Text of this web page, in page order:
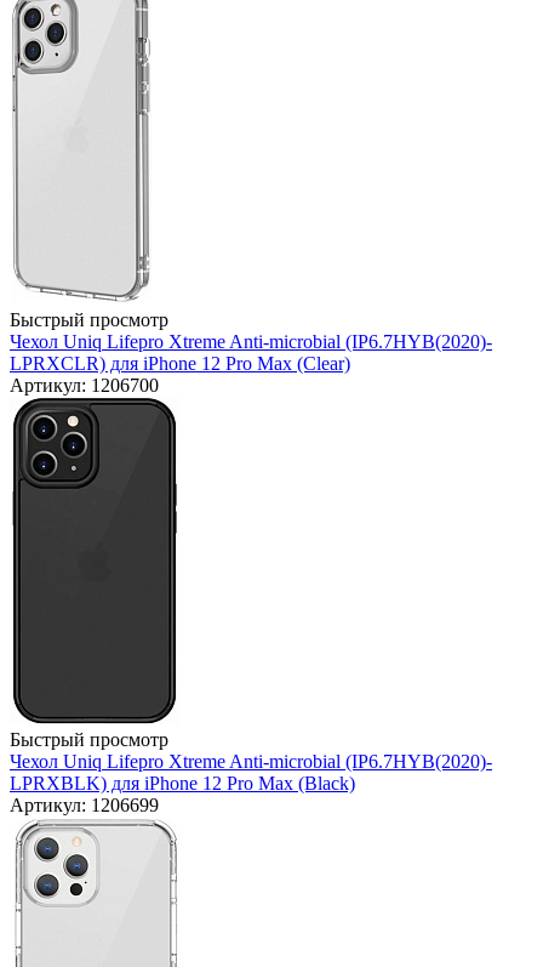
Быстрый просмотр
Чехол Uniq Lifepro Xtreme Anti-microbial (IP6.7HYB(2020)-
LPRXCLR) для iPhone 12 Pro Max (Clear)
Артикул: 1206700
Быстрый просмотр
Чехол Uniq Lifepro Xtreme Anti-microbial (IP6.7HYB(2020)-
LPRXBLK) для iPhone 12 Pro Max (Black)
Артикул: 1206699